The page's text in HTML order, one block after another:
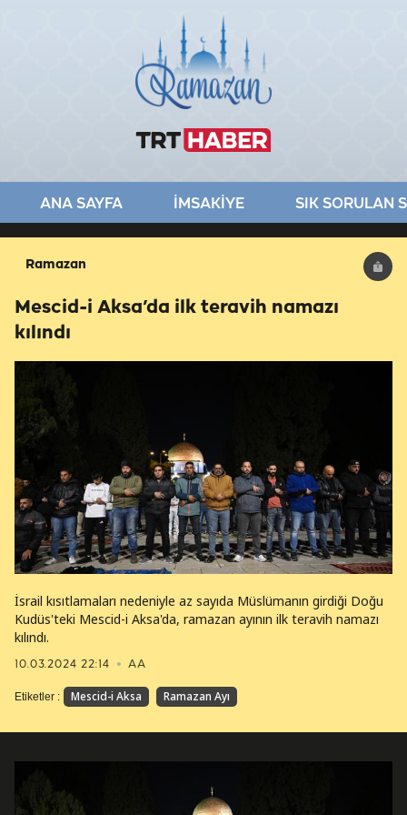
ANA SAYFA İMSAKİYE SIK SORULAN
Ramazan
Mescid-i Aksa’da ilk teravih namazı
kılındı
10.03.2024 22:14 AA
İsrail kısıtlamaları nedeniyle az sayıda Müslümanın girdiği Doğu
Kudüs'teki Mescid-i Aksa'da, ramazan ayının ilk teravih namazı
kılındı.
Etiketler : Mescid-i Aksa Ramazan Ayı